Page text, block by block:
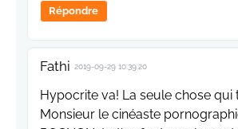
Répondre
Fathi 2019-09-29 10:39:20
Hypocrite va! La seule chose qui
Monsieur le cinéaste